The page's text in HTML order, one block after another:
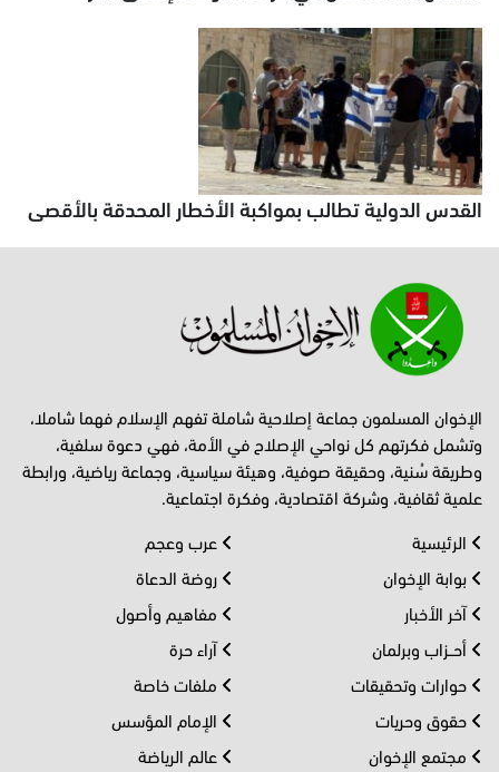
القدس الدولية تطالب بمواكبة الأخطار المحدقة بالأقصى
الإخوان المسلمون جماعة إصلاحية شاملة تفهم الإسلام فهما شاملا،
وتشمل فكرتهم كل نواحي الإصلاح في الأمة، فهي دعوة سلفية،
وطريقة سُنية، وحقيقة صوفية، وهيئة سياسية، وجماعة رياضية، ورابطة
علمية ثقافية، وشركة اقتصادية، وفكرة اجتماعية.
الرئيسية
بوابة الإخوان
آخر الأخبار
أحــزاب وبرلمان
حوارات وتحقيقات
حقوق وحريات
مجتمع الإخوان
عرب وعجم
روضة الدعاة
مفاهيم وأصول
آراء حرة
ملفات خاصة
الإمام المؤسس
عالم الرياضة